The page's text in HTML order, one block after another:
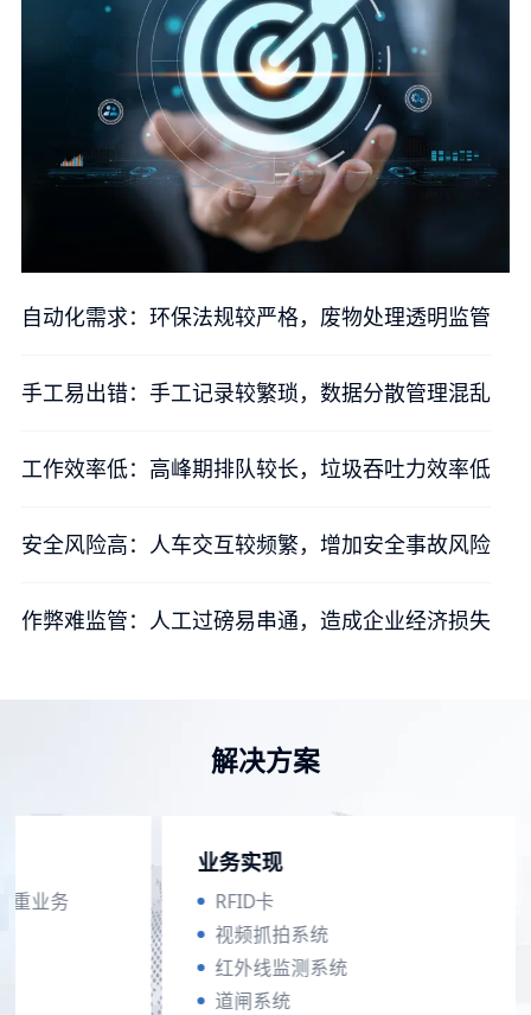
自动化需求：环保法规较严格，废物处理透明监管
手工易出错：手工记录较繁琐，数据分散管理混乱
工作效率低：高峰期排队较长，垃圾吞吐力效率低
安全风险高：人车交互较频繁，增加安全事故风险
作弊难监管：人工过磅易串通，造成企业经济损失
解决方案
重业务
业务实现
RFID卡
视频抓拍系统
红外线监测系统
道闸系统